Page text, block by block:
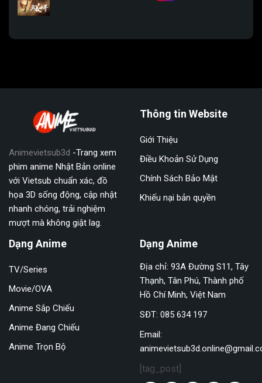
Animevietsub3d -Trang xem
phim anime Nhật Bản online
với Vietsub chuẩn xác, đồ
họa 3D sống động, cập nhật
nhanh chóng, trải nghiệm
mượt mà không giật lag.
Thông tin Website
Giới Thiệu
Điều Khoản Sử Dụng
Chính Sách Bảo Mật
Khiếu nại bản quyền
Dạng Anime
TV/Series
Movie/OVA
Anime Sắp Chiếu
Anime Đang Chiếu
Anime Trọn Bộ
Dạng Anime
Địa chỉ: 93A Đường S11, Tây
Thạnh, Tân Phú, Thành phố
Hồ Chí Minh, Việt Nam
SĐT: 085 634 197
Email:
[tag_post]